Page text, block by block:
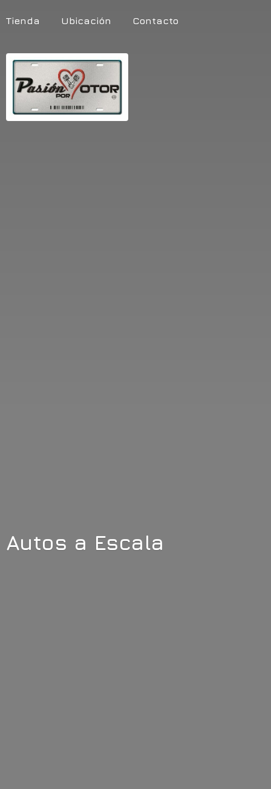
Tienda Ubicación Contacto
Autos a Escala